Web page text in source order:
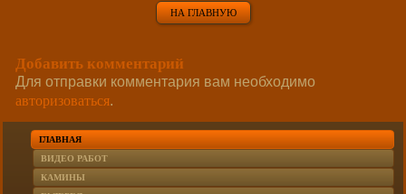
НА ГЛАВНУЮ
Добавить комментарий
Для отправки комментария вам необходимо
авторизоваться.
ГЛАВНАЯ
ВИДЕО РАБОТ
КАМИНЫ